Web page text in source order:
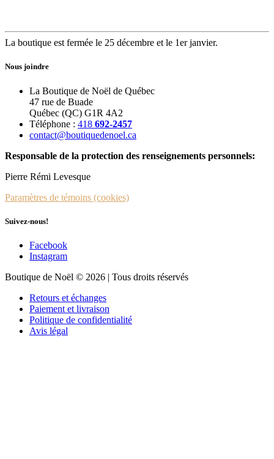
La boutique est fermée le 25 décembre et le 1er janvier.
Nous joindre
La Boutique de Noël de Québec
47 rue de Buade
Québec (QC) G1R 4A2
Téléphone : 418 692-2457
contact@boutiquedenoel.ca
Responsable de la protection des renseignements personnels:
Pierre Rémi Levesque
Paramètres de témoins (cookies)
Suivez-nous!
Facebook
Instagram
Boutique de Noël © 2026 | Tous droits réservés
Retours et échanges
Paiement et livraison
Politique de confidentialité
Avis légal